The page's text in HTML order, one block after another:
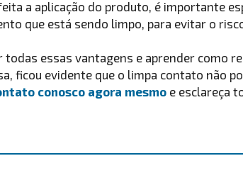
a aplicação do produto, é importante
que está sendo limpo, para evitar o
todas essas vantagens e aprender como
ficou evidente que o limpa contato não
conosco agora mesmo e esclareça